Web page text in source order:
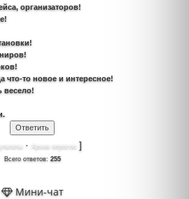
организаторов!
что-то новое и интересное!
весело!
· Архив опросов]
Всего ответов: 255
Мини-чат